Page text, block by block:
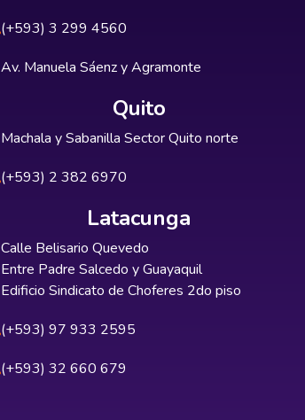
(+593) 3 299 4560
Av. Manuela Sáenz y Agramonte
Quito
Machala y Sabanilla Sector Quito norte
(+593) 2 382 6970
Latacunga
Calle Belisario Quevedo
Entre Padre Salcedo y Guayaquil
Edificio Sindicato de Choferes 2do piso
(+593) 97 933 2595
(+593) 32 660 679